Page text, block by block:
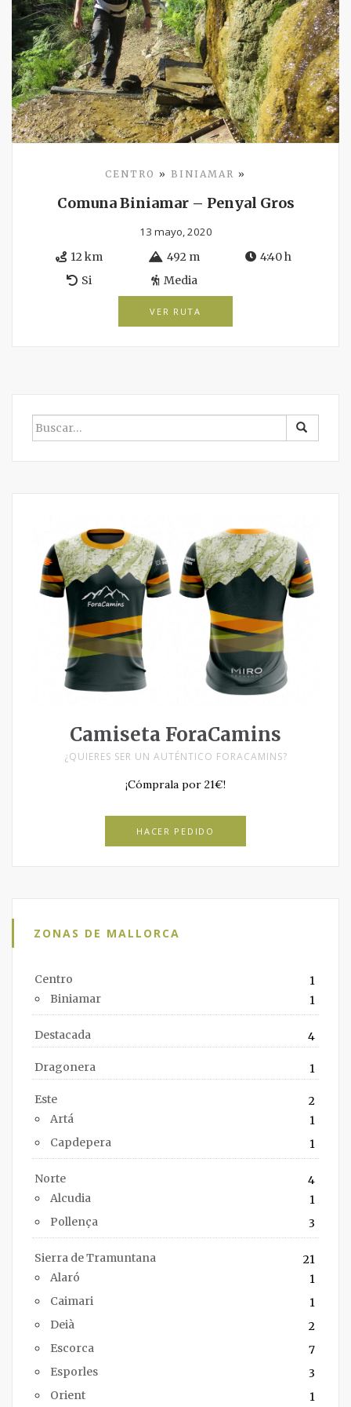
CENTRO » BINIAMAR »
Comuna Biniamar – Penyal Gros
13 mayo, 2020
12 km
492 m
4:40 h
Si
Media
VER RUTA
BUSCAR
POR:
Camiseta ForaCamins
¿QUIERES SER UN AUTÉNTICO FORACAMINS?
¡Cómprala por 21€!
HACER PEDIDO
ZONAS DE MALLORCA
Centro
1
Biniamar
1
Destacada 4
Dragonera 1
Este
2
Artá
1
Capdepera
1
Norte
4
Alcudia
1
Pollença
3
Sierra de Tramuntana
21
Alaró
1
Caimari
1
Deià
2
Escorca
7
Esporles
3
Orient
1